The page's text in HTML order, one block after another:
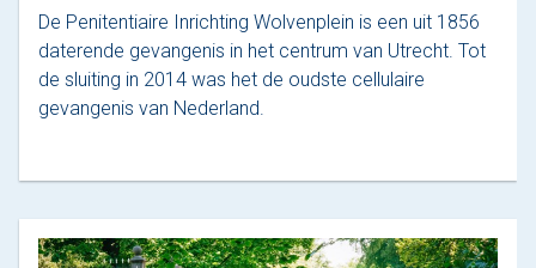
De Penitentiaire Inrichting Wolvenplein is een uit 1856
daterende gevangenis in het centrum van Utrecht. Tot
de sluiting in 2014 was het de oudste cellulaire
gevangenis van Nederland.